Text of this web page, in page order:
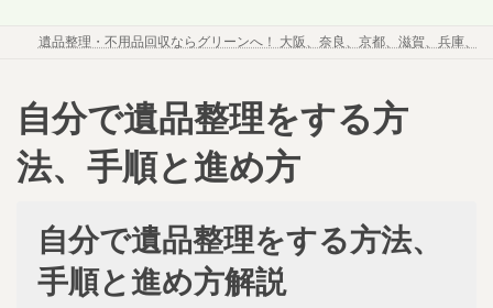
遺品整理・不用品回収ならグリーンへ！ 大阪、奈良、京都、滋賀、兵庫、
自分で遺品整理をする方
法、手順と進め方
終
更
新
日
自分で遺品整理をする方法、
手順と進め方解説